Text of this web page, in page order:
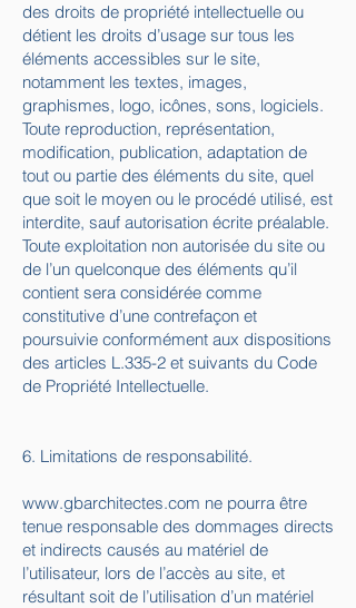
des droits de propriété intellectuelle ou
détient les droits d’usage sur tous les
éléments accessibles sur le site,
notamment les textes, images,
graphismes, logo, icônes, sons, logiciels.
Toute reproduction, représentation,
modification, publication, adaptation de
tout ou partie des éléments du site, quel
que soit le moyen ou le procédé utilisé, est
interdite, sauf autorisation écrite préalable.
Toute exploitation non autorisée du site ou
de l’un quelconque des éléments qu’il
contient sera considérée comme
constitutive d’une contrefaçon et
poursuivie conformément aux dispositions
des articles L.335-2 et suivants du Code
de Propriété Intellectuelle.
6. Limitations de responsabilité.
www.gbarchitectes.com ne pourra être
tenue responsable des dommages directs
et indirects causés au matériel de
l’utilisateur, lors de l’accès au site, et
résultant soit de l’utilisation d’un matériel